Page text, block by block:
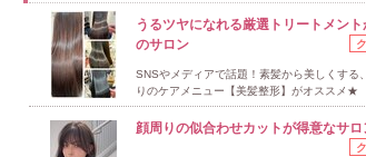
うるツヤになれる厳選トリートメント
のサロン
SNSやメディアで話題！素髪から美しくする
りのケアメニュー【美髪整形】がオススメ★
顔周りの似合わせカットが得意なサロ